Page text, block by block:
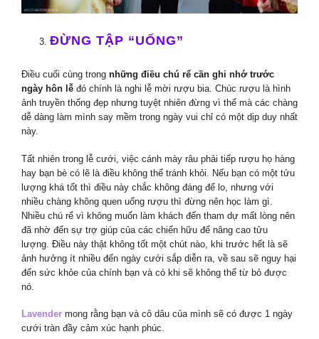
ĐỪNG TẬP “UỐNG”
Điều cuối cùng trong những điều chú rể cần ghi nhớ trước
ngày hôn lễ đó chính là nghi lễ mời rượu bia. Chúc rượu là hình
ảnh truyền thống đẹp nhưng tuyệt nhiên đừng vì thế mà các chàng
dễ dàng làm mình say mềm trong ngày vui chỉ có một dịp duy nhất
này.
Tất nhiên trong lễ cưới, việc cánh mày râu phải tiếp rượu họ hàng
hay bạn bè có lẽ là điều không thể tránh khỏi. Nếu bạn có một tửu
lượng khá tốt thì điều này chắc không đáng để lo, nhưng với
nhiều chàng không quen uống rượu thì đừng nên học làm gì.
Nhiều chú rể vì không muốn làm khách đến tham dự mất lòng nên
đã nhờ đến sự trợ giúp của các chiến hữu để nâng cao tửu
lượng. Điều này thật không tốt một chút nào, khi trước hết là sẽ
ảnh hưởng ít nhiều đến ngày cưới sắp diễn ra, về sau sẽ nguy hại
đến sức khỏe của chính bạn và có khi sẽ không thể từ bỏ được
nó.
Lavender mong rằng bạn và cô dâu của mình sẽ có được 1 ngày
cưới tràn đầy cảm xúc hạnh phúc.